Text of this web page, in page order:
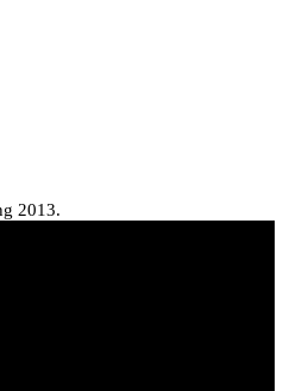
2013.